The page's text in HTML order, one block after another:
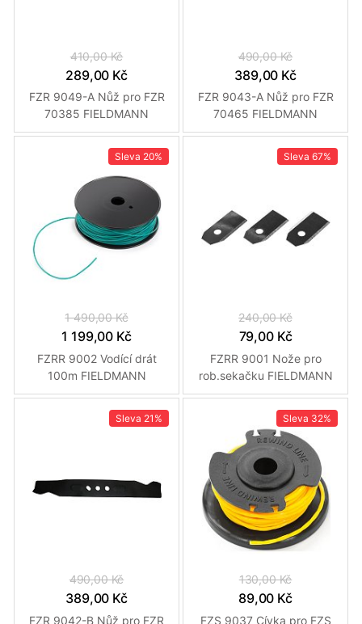
410,00 Kč
289,00 Kč
FZR 9049-A Nůž pro FZR
70385 FIELDMANN
490,00 Kč
389,00 Kč
FZR 9043-A Nůž pro FZR
70465 FIELDMANN
Sleva 20%
1 490,00 Kč
1 199,00 Kč
FZRR 9002 Vodící drát
100m FIELDMANN
Sleva 67%
240,00 Kč
79,00 Kč
FZRR 9001 Nože pro
rob.sekačku FIELDMANN
Sleva 21%
490,00 Kč
389,00 Kč
FZR 9042-B Nůž pro FZR
Sleva 32%
130,00 Kč
89,00 Kč
FZS 9037 Cívka pro FZS